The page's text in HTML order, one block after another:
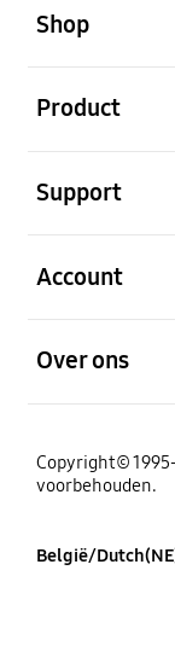
Shop
Product
Support
Account
Over ons
Copyright©
voorbehouden.
België/